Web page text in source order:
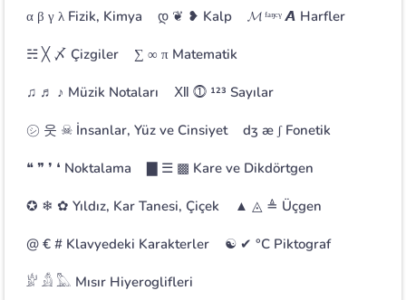
α β γ λFizik, Kimya დ ❦ ❥ Kalp 𝓜 ᶠᵃᵑᶜᵞ 𝘼 Harfler
☵ ╳ 〆 Çizgiler ∑ ∞ πMatematik
♫ ♬ ♪ Müzik Notaları Ⅻ ⓵ ¹²³ Sayılar
㋛ 웃 ☠İnsanlar, Yüz ve Cinsiyet dʒ æ ʃFonetik
❝ ❞ ❜ ❛ Noktalama ▇ ☰ ▩ Kare ve Dikdörtgen
✪ ❄ ✿ Yıldız, Kar Tanesi, Çiçek ▲ ◬ ≜ Üçgen
@ € #Klavyedeki Karakterler ☯ ✔︎ °CPiktograf
𓁨 𓀋 𓅓 Mısır Hiyeroglifleri